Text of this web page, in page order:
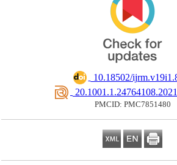
10.18502/
PMCID: PMC7851480